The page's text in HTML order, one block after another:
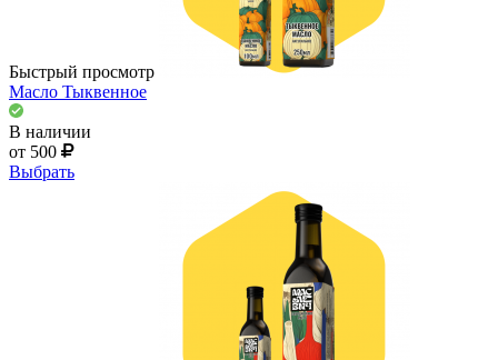
Быстрый просмотр
Масло Тыквенное
В наличии
от 500
Выбрать